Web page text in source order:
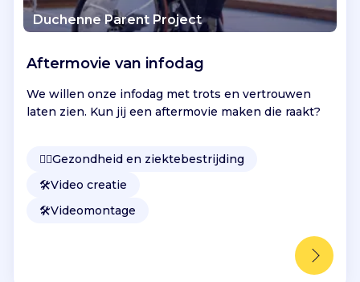
Duchenne Parent Project
Aftermovie van infodag
We willen onze infodag met trots en vertrouwen
laten zien. Kun jij een aftermovie maken die raakt?
👩‍⚕️Gezondheid en ziektebestrijding
🛠️Video creatie
🛠️Videomontage